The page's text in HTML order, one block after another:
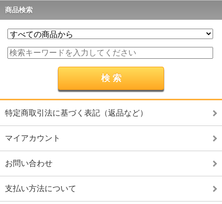
商品検索
特定商取引法に基づく表記（返品など）
マイアカウント
お問い合わせ
支払い方法について